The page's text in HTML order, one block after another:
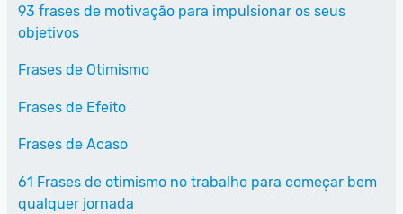
93 frases de motivação para impulsionar os seus
objetivos
Frases de Otimismo
Frases de Efeito
Frases de Acaso
61 Frases de otimismo no trabalho para começar bem
qualquer jornada